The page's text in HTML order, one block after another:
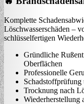
Komplette
Löschwasserschäden –
schlüsselfertigen
Gründliche
Oberflächen
Professionelle
Schadstoffprüfung
Trocknung nach
Wiederherstellung